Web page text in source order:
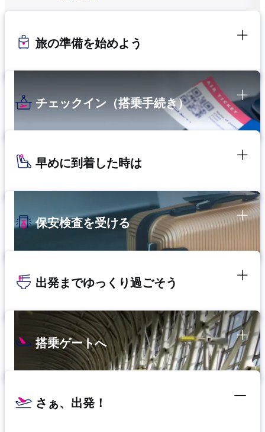
旅の準備を始めよう
チェックイン（搭乗手続き）
早めに到着した時は
保安検査を受ける
出発までゆっくり過ごそう
搭乗ゲートへ
さぁ、出発！